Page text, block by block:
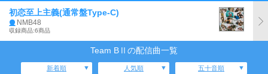
初恋至上主義(通常盤Type-C)
NMB48
収録商品:6商品
Team BⅡの配信曲一覧
新着順 人気順 五十音順